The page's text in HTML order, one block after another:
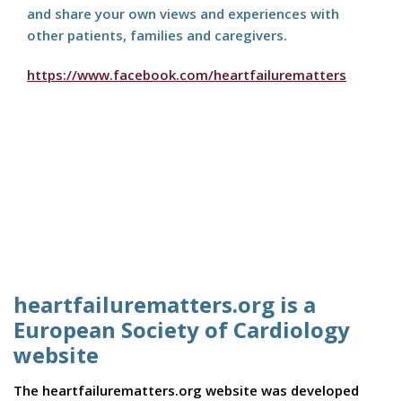
and share your own views and experiences with
other patients, families and caregivers.
https://www.facebook.com/heartfailurematters
heartfailurematters.org is a
European Society of Cardiology
website
The heartfailurematters.org website was developed